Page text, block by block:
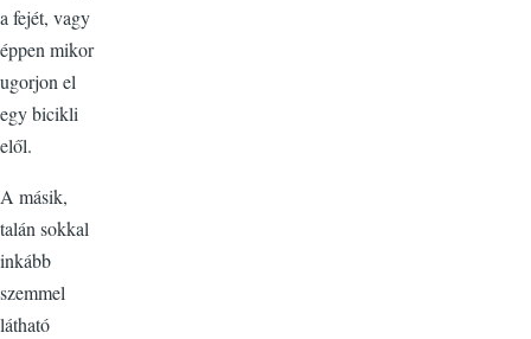
a fejét, vagy
éppen mikor
ugorjon el
egy bicikli
elől.
A másik,
talán sokkal
inkább
szemmel
látható